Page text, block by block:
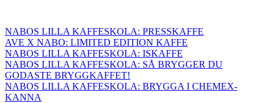
NABOS LILLA KAFFESKOLA: PRESSKAFFE
AVE X NABO: LIMITED EDITION KAFFE
NABOS LILLA KAFFESKOLA: ISKAFFE
NABOS LILLA KAFFESKOLA: SÅ BRYGGER DU
GODASTE BRYGGKAFFET!
NABOS LILLA KAFFESKOLA: BRYGGA I CHEMEX-
KANNA